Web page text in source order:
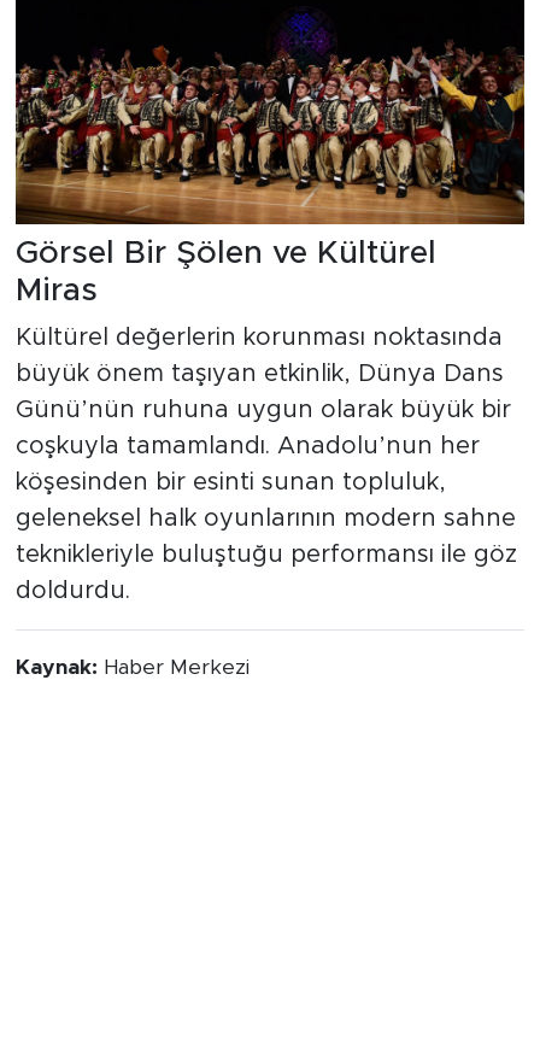
Görsel Bir Şölen ve Kültürel
Miras
Kültürel değerlerin korunması noktasında
büyük önem taşıyan etkinlik, Dünya Dans
Günü’nün ruhuna uygun olarak büyük bir
coşkuyla tamamlandı. Anadolu’nun her
köşesinden bir esinti sunan topluluk,
geleneksel halk oyunlarının modern sahne
teknikleriyle buluştuğu performansı ile göz
doldurdu.
Kaynak: Haber Merkezi